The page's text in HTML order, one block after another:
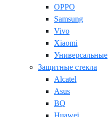
OPPO
Samsung
Vivo
Xiaomi
Универсальные
Защитные стекла
Alcatel
Asus
BQ